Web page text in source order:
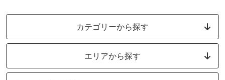
カテゴリーから探す
エリアから探す